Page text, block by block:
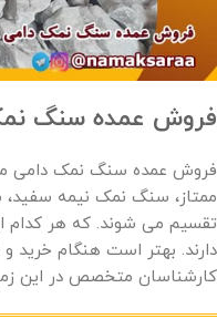
فروش عمده سنگ
فروش عمده سنگ نمک دامی
ممتاز، سنگ نمک نیمه
تقسیم می شوند. که هر کدام
دارند. بهتر است هنگام
کارشناسان متخصص در این